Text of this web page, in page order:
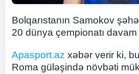
Bolqarıstanın Samokov
20 dünya çempionatı davam
Apasport.az xəbər verir ki,
Roma güləşində növbəti